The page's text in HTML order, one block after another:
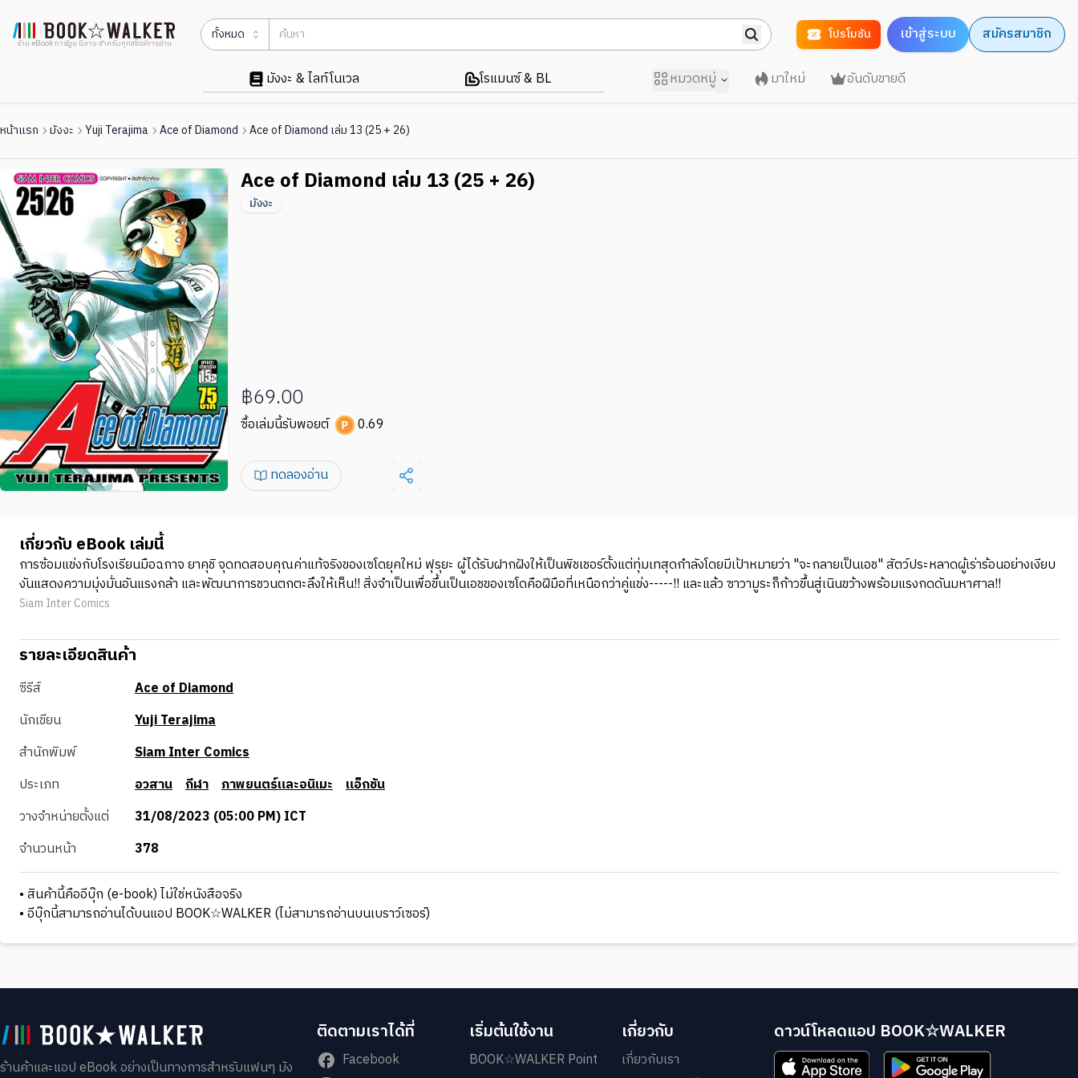
ร้าน eBook การ์ตูน นิยาย สำหรับทุกสไตล์การอ่าน
ทั้งหมด โปรโมชัน เข้าสู่ระบบ สมัครสมาชิก
มังงะ & ไลท์โนเวล โรแมนซ์ & BL หมวดหมู่ มาใหม่ อันดับขายดี
หน้าแรก มังงะ Yuji Terajima Ace of Diamond Ace of Diamond เล่ม 13 (25 + 26)
Ace of Diamond เล่ม 13 (25 + 26)
มังงะ
฿69.00
ซื้อเล่มนี้รับพอยต์ 0.69
ทดลองอ่าน
เกี่ยวกับ eBook เล่มนี้
การซ้อมแข่งกับโรงเรียนมือฉกาจ ยาคุชิ จุดทดสอบคุณค่าแท้จริงของเซโดยุคใหม่ ฟุรุยะ ผู้ได้รับฝากฝังให้เป็นพิชเชอร์ตั้งแต่ทุ่มเทสุดกำลังโดยมีเป้าหมายว่า "จะกลายเป็นเอช" สัตว์ประหลาดผู้เร่าร้อนอย่างเงียบ
งันแสดงความมุ่งมั่นอันแรงกล้า และพัฒนาการชวนตกตะลึงให้เห็น!! สิ่งจำเป็นเพื่อขึ้นเป็นเอชของเซโดคือฝีมือที่เหนือกว่าคู่แข่ง-----!! และแล้ว ซาวามูระก็ก้าวขึ้นสู่เนินขว้างพร้อมแรงกดดันมหาศาล!!
Siam Inter Comics
รายละเอียดสินค้า
ซีรีส์
Ace of Diamond
นักเขียน
Yuji Terajima
สำนักพิมพ์
Siam Inter Comics
ประเภท
อวสาน กีฬา ภาพยนตร์และอนิเมะ แอ็กชัน
วางจำหน่ายตั้งแต่
31/08/2023 (05:00 PM) ICT
จำนวนหน้า
378
• สินค้านี้คืออีบุ๊ก (e-book) ไม่ใช่หนังสือจริง
• อีบุ๊กนี้สามารถอ่านได้บนแอป BOOK☆WALKER (ไม่สามารถอ่านบนเบราว์เซอร์)
ร้านค้าและแอป eBook อย่างเป็นทางการสำหรับแฟนๆ มัง
ติดตามเราได้ที่
Facebook
เริ่มต้นใช้งาน
BOOK☆WALKER Point
เกี่ยวกับ
เกี่ยวกับเรา
ดาวน์โหลดแอป BOOK☆WALKER